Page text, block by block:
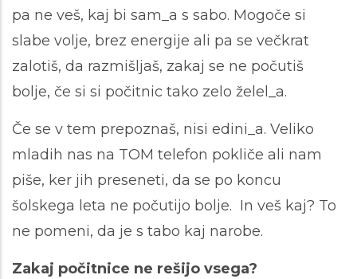
pa ne veš, kaj bi sam_a s sabo. Mogoče si
slabe volje, brez energije ali pa se večkrat
zalotiš, da razmišljaš, zakaj se ne počutiš
bolje, če si si počitnic tako zelo želel_a.
Če se v tem prepoznaš, nisi edini_a. Veliko
mladih nas na TOM telefon pokliče ali nam
piše, ker jih preseneti, da se po koncu
šolskega leta ne počutijo bolje. In veš kaj? To
ne pomeni, da je s tabo kaj narobe.
Zakaj počitnice ne rešijo vsega?